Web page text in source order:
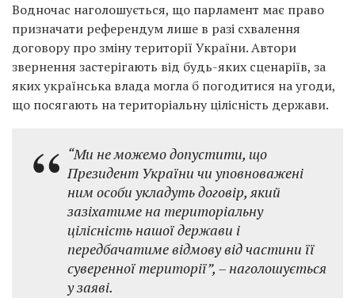
Водночас наголошується, що парламент має право
призначати референдум лише в разі схвалення
договору про зміну території України. Автори
звернення застерігають від будь-яких сценаріїв, за
яких українська влада могла б погодитися на угоди,
що посягають на територіальну цілісність держави.
“Ми не можемо допустити, що
Президент України чи уповноважені
ним особи укладуть договір, який
зазіхатиме на територіальну
цілісність нашої держави і
передбачатиме відмову від частини її
суверенної території”, – наголошується
у заяві.